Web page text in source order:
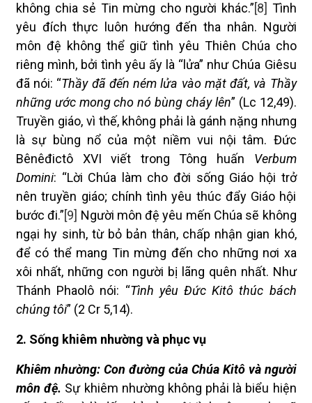
không chia sẻ Tin mừng cho người khác.”[8] Tình
yêu đích thực luôn hướng đến tha nhân. Người
môn đệ không thể giữ tình yêu Thiên Chúa cho
riêng mình, bởi tình yêu ấy là “lửa” như Chúa Giêsu
đã nói: “Thầy đã đến ném lửa vào mặt đất, và Thầy
những ước mong cho nó bùng cháy lên” (Lc 12,49).
Truyền giáo, vì thế, không phải là gánh nặng nhưng
là sự bùng nổ của một niềm vui nội tâm. Đức
Bênêđictô XVI viết trong Tông huấn Verbum
Domini: “Lời Chúa làm cho đời sống Giáo hội trở
nên truyền giáo; chính tình yêu thúc đẩy Giáo hội
bước đi.”[9] Người môn đệ yêu mến Chúa sẽ không
ngại hy sinh, từ bỏ bản thân, chấp nhận gian khó,
để có thể mang Tin mừng đến cho những nơi xa
xôi nhất, những con người bị lãng quên nhất. Như
Thánh Phaolô nói: “Tình yêu Đức Kitô thúc bách
chúngtôi” (2 Cr 5,14).
2. Sống khiêm nhường và phục vụ
Khiêm nhường: Con đường của Chúa Kitô và người
môn đệ. Sự khiêm nhường không phải là biểu hiện